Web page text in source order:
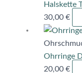
Halskette
30,00 €
Ohrringe
20,00 €